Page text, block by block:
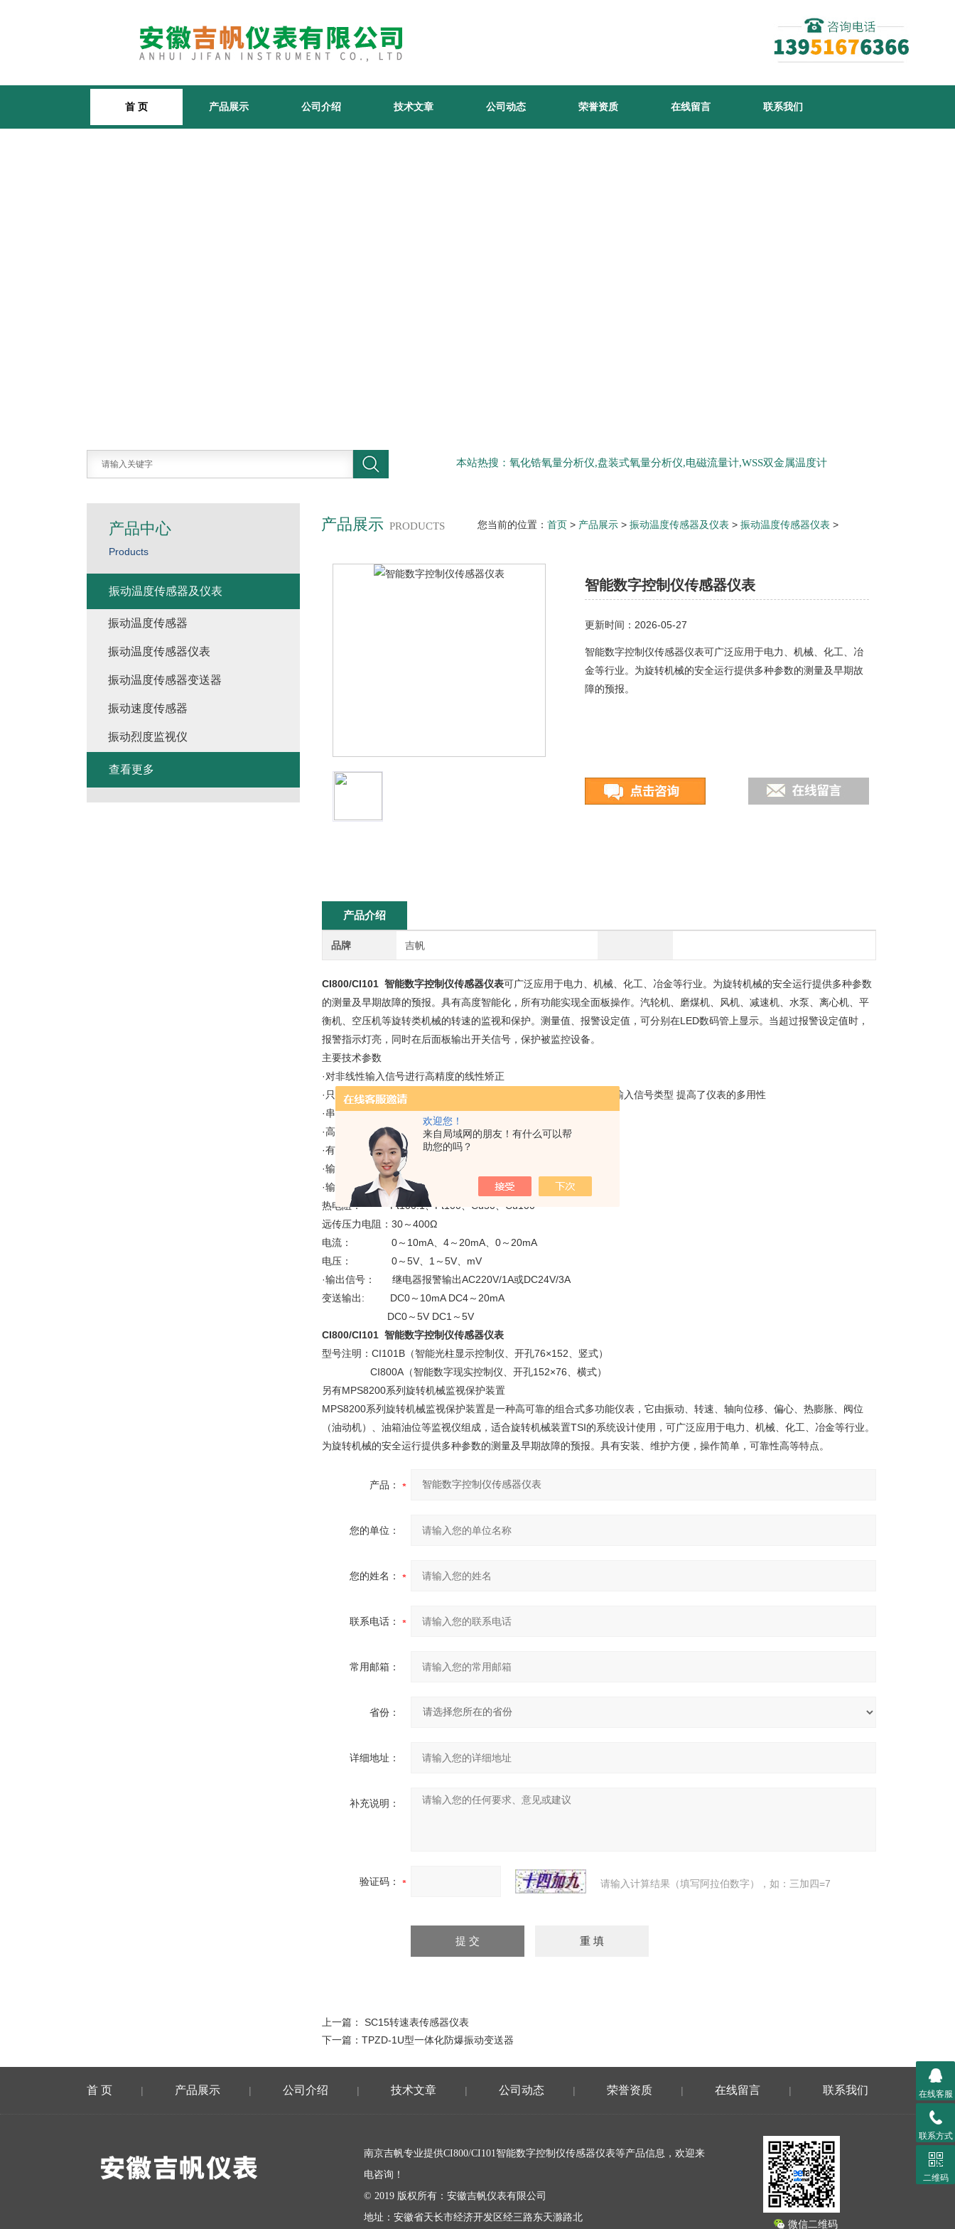
欢迎您！
来自局域网的朋友！有什么可以帮
助您的吗？
首 页 产品展示 公司介绍 技术文章 公司动态 荣誉资质 在线留言 联系我们
本站热搜：氧化锆氧量分析仪,盘装式氧量分析仪,电磁流量计,WSS双金属温度计
产品展示 PRODUCTS 您当前的位置： 首页 > 产品展示 > 振动温度传感器及仪表 > 振动温度传感器仪表 >
CI800/CI101智能数字控制仪传感器仪表
智能数字控制仪传感器仪表
更新时间：2026-05-27
智能数字控制仪传感器仪表可广泛应用于电力、机械、化工、冶
金等行业。为旋转机械的安全运行提供多种参数的测量及早期故
障的预报。
产品介绍
品牌 吉帆
CI800/CI101 智能数字控制仪传感器仪表可广泛应用于电力、机械、化工、冶金等行业。为旋转机械的安全运行提供多种参数
的测量及早期故障的预报。具有高度智能化，所有功能实现全面板操作。汽轮机、磨煤机、风机、减速机、水泵、离心机、平
衡机、空压机等旋转类机械的转速的监视和保护。测量值、报警设定值，可分别在LED数码管上显示。当超过报警设定值时，
报警指示灯亮，同时在后面板输出开关信号，保护被监控设备。
主要技术参数
·对非线性输入信号进行高精度的线性矫正
·只需通过仪表面表板按键改变仪表内部参数，即可随意改变仪表的输入信号类型 提高了仪表的多用性
·串行通信接口，与多种串行输入/输出设备进行通信，组成控制系统
·高亮度LED数码/光柱显示，使显示更为清晰场合
·有多种外形尺寸，适用于各种测量控制场合
·输出一组24V/50mA直流电源方便变送器使用
·输入信号： 热电偶B、S、K、E、J、T、WRe
热电阻： Pt100.1、Pt100、Cu50、Cu100
远传压力电阻：30～400Ω
电流： 0～10mA、4～20mA、0～20mA
电压： 0～5V、1～5V、mV
·输出信号： 继电器报警输出AC220V/1A或DC24V/3A
变送输出: DC0～10mA DC4～20mA
DC0～5V DC1～5V
CI800/CI101 智能数字控制仪传感器仪表
型号注明：CI101B（智能光柱显示控制仪、开孔76×152、竖式）
CI800A（智能数字现实控制仪、开孔152×76、横式）
另有MPS8200系列旋转机械监视保护装置
MPS8200系列旋转机械监视保护装置是一种高可靠的组合式多功能仪表，它由振动、转速、轴向位移、偏心、热膨胀、阀位
（油动机）、油箱油位等监视仪组成，适合旋转机械装置TSI的系统设计使用，可广泛应用于电力、机械、化工、冶金等行业。
为旋转机械的安全运行提供多种参数的测量及早期故障的预报。具有安装、维护方便，操作简单，可靠性高等特点。
产品：
您的单位：
您的姓名：
联系电话：
常用邮箱：
省份：
详细地址：
补充说明：
验证码： 请输入计算结果（填写阿拉伯数字），如：三加四=7
上一篇： SC15转速表传感器仪表
下一篇： TPZD-1U型一体化防爆振动变送器
产品中心
Products
振动温度传感器及仪表
振动温度传感器
振动温度传感器仪表
振动温度传感器变送器
振动速度传感器
振动烈度监视仪
查看更多
首 页 | 产品展示 | 公司介绍 | 技术文章 | 公司动态 | 荣誉资质 | 在线留言 | 联系我们
南京吉帆专业提供CI800/CI101智能数字控制仪传感器仪表等产品信息，欢迎来
电咨询！
© 2019 版权所有：安徽吉帆仪表有限公司
地址：安徽省天长市经济开发区经三路东天滁路北
微信二维码
在线客服
联系方式
二维码